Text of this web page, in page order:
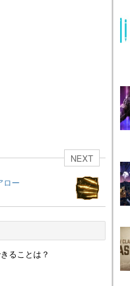
NEXT
ロー
ることは？